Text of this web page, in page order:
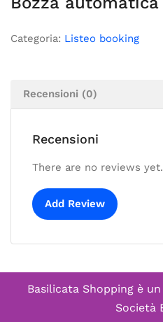
Categoria: Listeo booking
Recensioni (0)
Recensioni
There are no reviews yet.
Add Review
Basilicata Shopping è
Società